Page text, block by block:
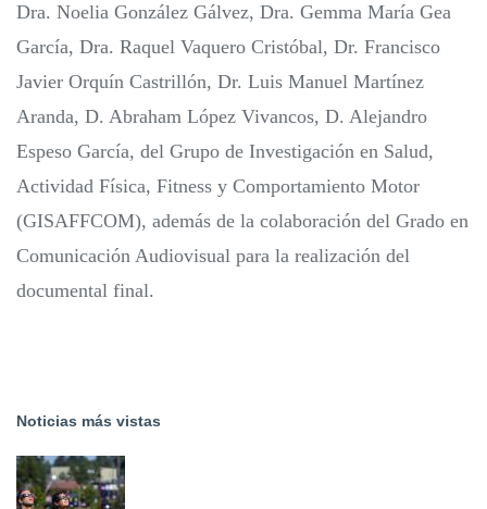
Dra. Noelia González Gálvez, Dra. Gemma María Gea
García, Dra. Raquel Vaquero Cristóbal, Dr. Francisco
Javier Orquín Castrillón, Dr. Luis Manuel Martínez
Aranda, D. Abraham López Vivancos, D. Alejandro
Espeso García, del Grupo de Investigación en Salud,
Actividad Física, Fitness y Comportamiento Motor
(GISAFFCOM), además de la colaboración del Grado en
Comunicación Audiovisual para la realización del
documental final.
Noticias más vistas